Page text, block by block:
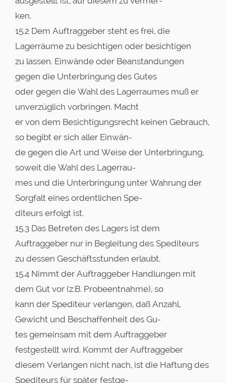
ken.
15.2 Dem Auftraggeber steht es frei, die
Lagerräume zu besichtigen oder besichtigen
zu lassen. Einwände oder Beanstandungen
gegen die Unterbringung des Gutes
oder gegen die Wahl des Lagerraumes muß er
unverzüglich vorbringen. Macht
er von dem Besichtigungsrecht keinen Gebrauch,
so begibt er sich aller Einwän-
de gegen die Art und Weise der Unterbringung,
soweit die Wahl des Lagerrau-
mes und die Unterbringung unter Wahrung der
Sorgfalt eines ordentlichen Spe-
diteurs erfolgt ist.
15.3 Das Betreten des Lagers ist dem
Auftraggeber nur in Begleitung des Spediteurs
zu dessen Geschäftsstunden erlaubt.
15.4 Nimmt der Auftraggeber Handlungen mit
dem Gut vor (z.B. Probeentnahme), so
kann der Spediteur verlangen, daß Anzahl,
Gewicht und Beschaffenheit des Gu-
tes gemeinsam mit dem Auftraggeber
festgestellt wird. Kommt der Auftraggeber
diesem Verlangen nicht nach, ist die Haftung des
Spediteurs für später festge-